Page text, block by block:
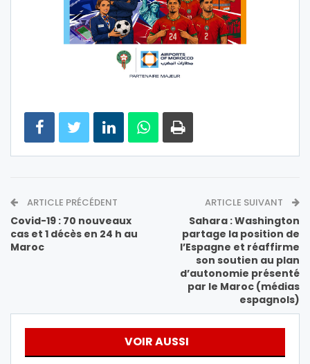
ARTICLE PRÉCÉDENT
Covid-19 : 70 nouveaux
cas et 1 décès en 24 h au
Maroc
ARTICLE SUIVANT
Sahara : Washington
partage la position de
l’Espagne et réaffirme
son soutien au plan
d’autonomie présenté
par le Maroc (médias
espagnols)
VOIR AUSSI